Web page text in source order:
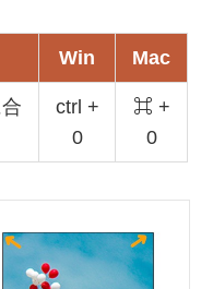
Win Mac
ctrl +
0
⌘ +
0